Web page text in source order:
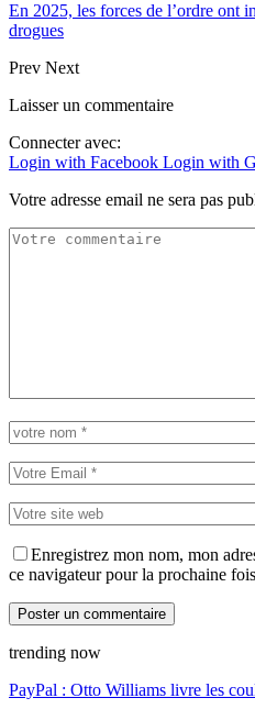
En 2025, les forces de l’ordre ont
drogues
Prev Next
Laisser un commentaire
Connecter avec:
Login with Facebook Login with
Votre adresse email ne sera pas
Enregistrez mon nom, mon
ce navigateur pour la prochaine
trending now
PayPal : Otto Williams livre les